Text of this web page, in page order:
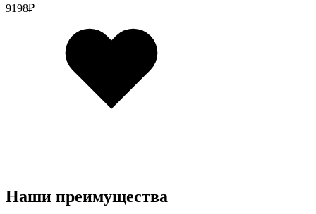
9198₽
Наши преимущества